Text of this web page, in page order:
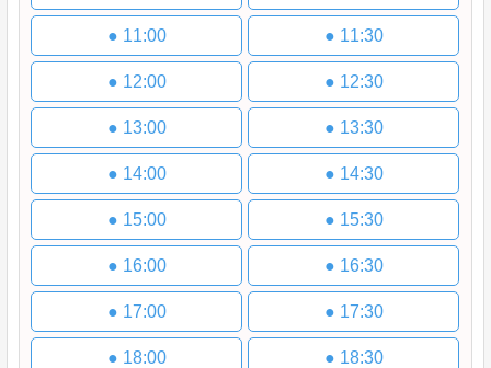
● 11:00 ● 11:30
● 12:00 ● 12:30
● 13:00 ● 13:30
● 14:00 ● 14:30
● 15:00 ● 15:30
● 16:00 ● 16:30
● 17:00 ● 17:30
● 18:00 ● 18:30